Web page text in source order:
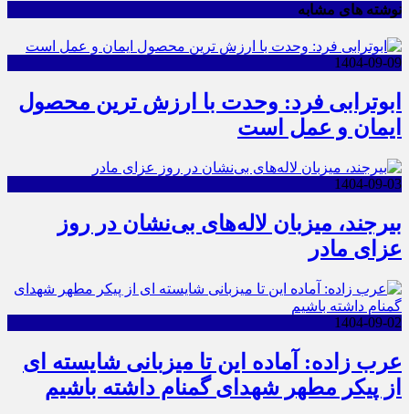
نوشته های مشابه
1404-09-09
ابوترابی فرد: وحدت با ارزش ترین محصول
ایمان و عمل است
1404-09-03
بیرجند، میزبان لاله‌های بی‌نشان در روز
عزای مادر
1404-09-02
عرب زاده: آماده این تا میزبانی شایسته ای
از پیکر مطهر شهدای گمنام داشته باشیم